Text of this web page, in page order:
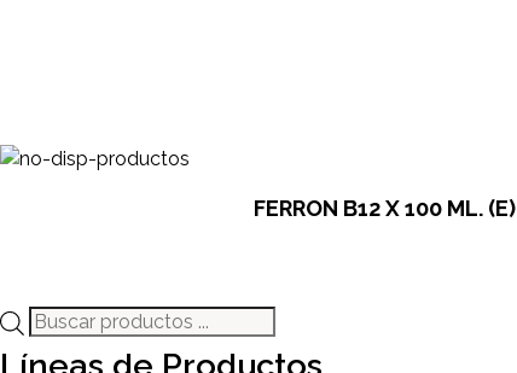
FERRON B12 X 100 ML. (E)
Búsqueda
Líneas de Productos